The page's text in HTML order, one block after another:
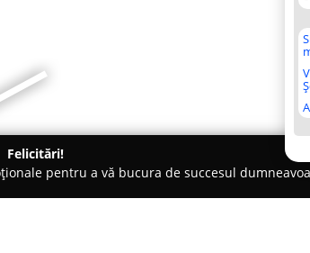
Felicitări!
pentru a vă bucura de succesul